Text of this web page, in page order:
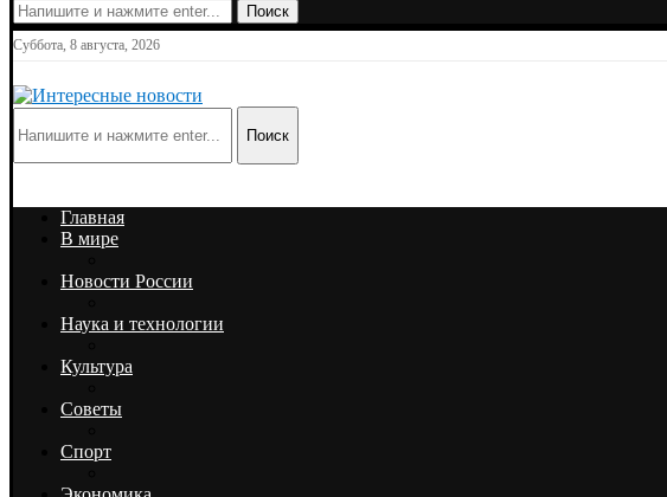
Поиск
Суббота, 8 августа, 2026
Поиск
Главная
В мире
Новости России
Наука и технологии
Культура
Советы
Спорт